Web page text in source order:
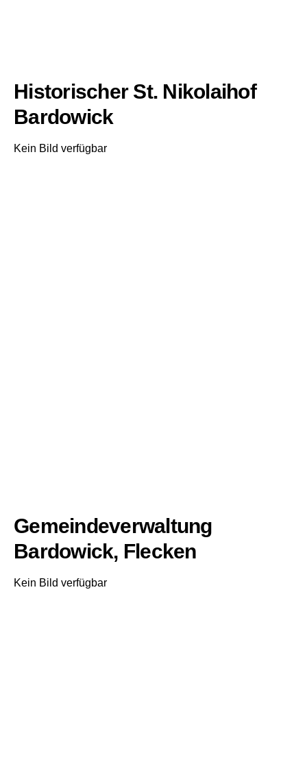
Historischer St. Nikolaihof
Bardowick
Kein Bild verfügbar
Gemeindeverwaltung
Bardowick, Flecken
Kein Bild verfügbar